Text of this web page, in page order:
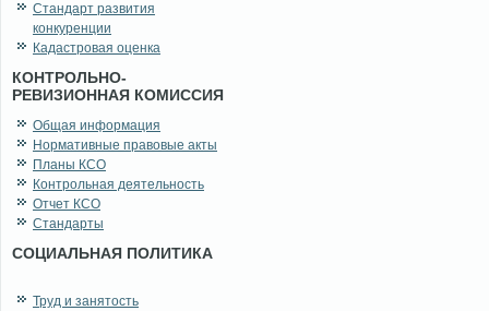
Стандарт развития
конкуренции
Кадастровая оценка
КОНТРОЛЬНО-
РЕВИЗИОННАЯ КОМИССИЯ
Общая информация
Нормативные правовые акты
Планы КСО
Контрольная деятельность
Отчет КСО
Стандарты
СОЦИАЛЬНАЯ ПОЛИТИКА
Труд и занятость